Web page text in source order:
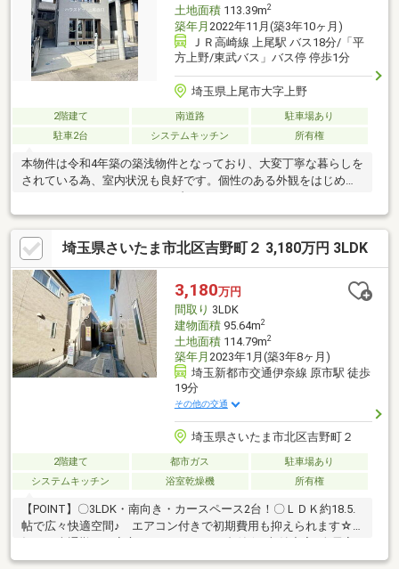
土地面積113.39m2
築年月 2022年11月(築3年10ヶ月)
ＪＲ高崎線 上尾駅 バス18分/「平
方上野/東武バス」バス停 停歩1分
埼玉県上尾市大字上野
2階建て 南道路
駐車場あり
駐車2台
システムキッチン 所有権
本物件は令和4年築の築浅物件となっており、大変丁寧な暮らしを
されている為、室内状況も良好です。個性のある外観をはじめ、
インナーウッドデッキには、ブランコやハンモック、うんていが
備わっており小さなお子様がいても敷地内で遊ぶことができ、ハ
ンモックに揺さぶられながら過ごす休日はとても非日常を味わう
ことが出来ます。リビングはスタディカウンターが備わっていた
り、折り上げ天井となっており、生活動線も確保されている為、
生活もしやすいです。
埼玉県さいたま市北区吉野町２ 3,180万円 3LDK
3,180万円
間取り 3LDK
建物面積95.64m2
土地面積114.79m2
築年月 2023年1月(築3年8ヶ月)
埼玉新都市交通伊奈線 原市駅 徒歩
19分
その他の交通
埼玉県さいたま市北区吉野町２
2階建て 都市ガス
駐車場あり
システムキッチン
浴室乾燥機 所有権
【POINT】〇3LDK・南向き・カースペース2台！〇ＬＤＫ約18.5.
帖で広々快適空間♪ エアコン付きで初期費用も抑えられます☆○
収納付き・WIC・SIC有〇イオンモール上尾徒歩14分・自転車約8